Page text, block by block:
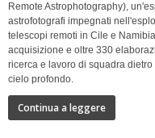
Remote Astrophotography),
astrofotografi impegnati
telescopi remoti in Cile e
acquisizione e oltre 330
ricerca e lavoro di squadra
cielo profondo.
Continua a leggere